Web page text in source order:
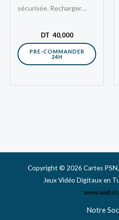
sécurisée. Recharger
sur le PlayStation Store
américain. Joueur
passionné ou
DT 40,000
PRE-COMMANDER
24H
Copyright © 2026 Cartes
Jeux Vidéo Digitaux en
Notre